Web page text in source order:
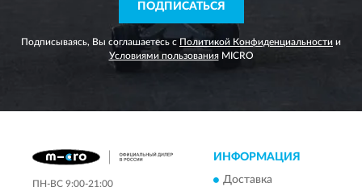
ПОДПИСАТЬСЯ
Подписываясь, Вы соглашаетесь с Политикой Конфиденциальности и
Условиями пользованияMICRO
ПН-ВС 9:00-21:00
ИНФОРМАЦИЯ
Доставка